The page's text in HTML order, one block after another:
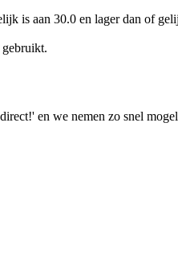
is aan 30.0 en lager dan of
gebruikt.
en we nemen zo snel